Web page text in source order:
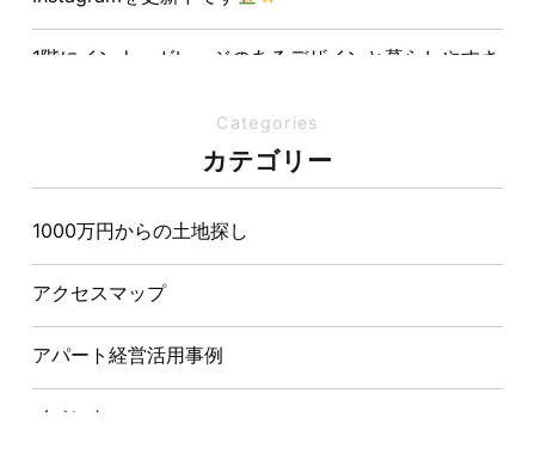
1階にインナーガレージのあるデザインと暮らしやすさ
夏の熱中症対策は家づくりから。屋根・壁・基礎の構
造が快適さをつくる理由
【埼玉県経営品質知事賞】大野知事へ受賞のご報告と
表敬訪問を行いました
Categories
カテゴリー
1000万円からの土地探し
アクセスマップ
アパート経営活用事例
イベント